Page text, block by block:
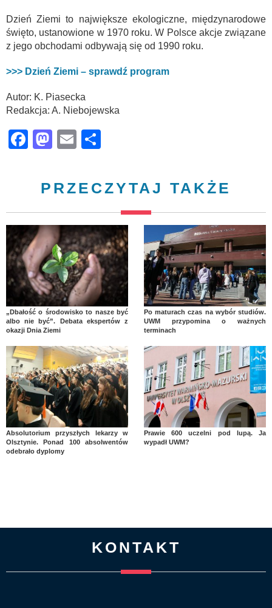
Dzień Ziemi to największe ekologiczne, międzynarodowe
święto, ustanowione w 1970 roku. W Polsce akcje związane
z jego obchodami odbywają się od 1990 roku.
>>> Dzień Ziemi – sprawdź program
Autor: K. Piasecka
Redakcja: A. Niebojewska
Facebook
Mastodon
Email
PRZECZYTAJ TAKŻE
„Dbałość o środowisko to nasze być
albo nie być”. Debata ekspertów z
okazji Dnia Ziemi
Po maturach czas na wybór studiów.
UWM przypomina o ważnych
terminach
Absolutorium przyszłych lekarzy w
Olsztynie. Ponad 100 absolwentów
odebrało dyplomy
Prawie 600 uczelni pod lupą. Ja
wypadł UWM?
KONTAKT